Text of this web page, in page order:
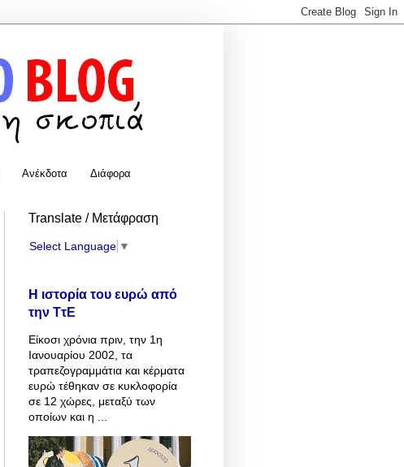
Ανέκδοτα Διάφορα
Translate / Μετάφραση
Select Language ▼
Η ιστορία του ευρώ από
την ΤτΕ
Είκοσι χρόνια πριν, την 1η
Ιανουαρίου 2002, τα
τραπεζογραμμάτια και κέρματα
ευρώ τέθηκαν σε κυκλοφορία
σε 12 χώρες, μεταξύ των
οποίων και η ...